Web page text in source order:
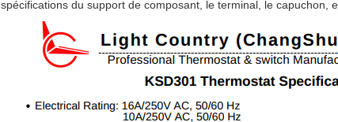
spécifications du support de composant, le terminal, le capuchon,